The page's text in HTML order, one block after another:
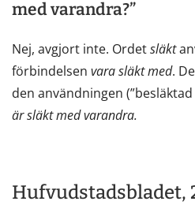
med varandra?”
Nej, avgjort inte. Ordetsläkt
förbindelsen vara släkt med.
den användningen
är släkt med varandra.
Hufvudstadsbladet,